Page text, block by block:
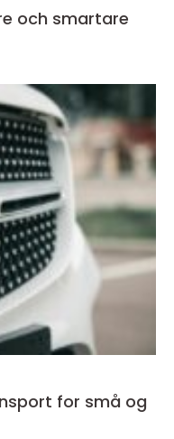
och smartare
for små og